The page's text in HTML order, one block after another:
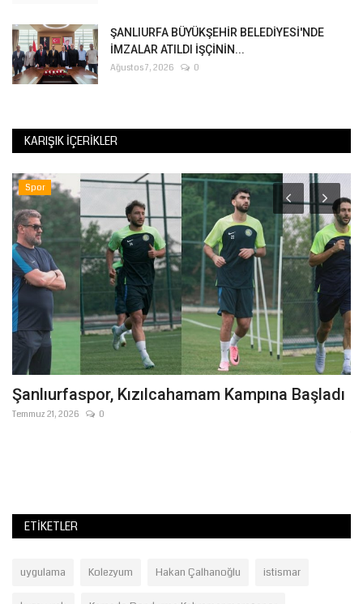
ŞANLIURFA BÜYÜKŞEHİR BELEDİYESİ'NDE
İMZALAR ATILDI İŞÇİNİN...
Ağustos 7, 2026 0
KARIŞIK İÇERIKLER
Spor
Şanlıurfaspor, Kızılcahamam Kampına Başladı
Temmuz 21, 2026 0
ETIKETLER
uygulama Kolezyum Hakan Çalhanoğlu istismar